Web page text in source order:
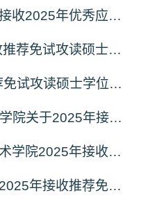
四川大学化学工程学院接收2025年优秀应届本科毕业生免试攻读研究生（含直博生）的通知
华西药学院2025年接收推荐免试攻读硕士学位研究生和直接攻读博士学位研究生的预报名通知
实验室2025年接收推荐免试攻读硕士学位研究生和直接攻读博士学位研究生预报名通知
四川大学生物医学工程学院关于2025年接收推免生（含直博生）的通知
四川大学碳中和未来技术学院2025年接收推荐免试攻读硕士学位研究生和直接攻读博士学位研究生的通知
四川大学国际关系学院2025年接收推荐免试攻读硕士学位研究生和直接攻读博士学位研究生预通知